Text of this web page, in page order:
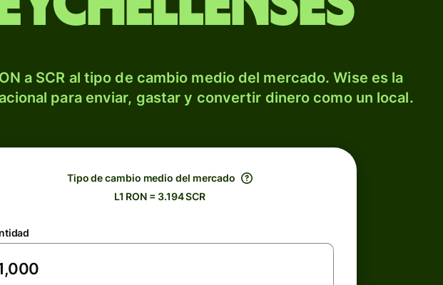
a SCR al tipo de cambio medio del mercado. Wise es la
para enviar, gastar y convertir dinero como un local.
Tipo de cambio medio del mercado
L1 RON = 3.194 SCR